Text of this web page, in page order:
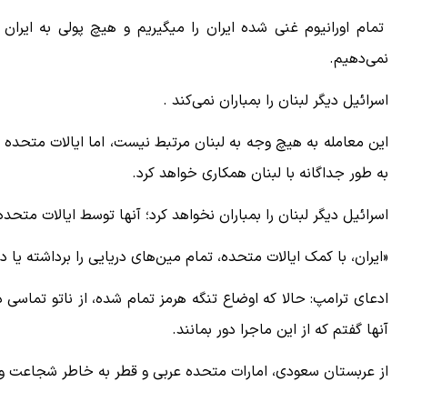
تمام اورانیوم غنی شده ایران را میگیریم و هیچ پولی به ایران
نمی‌دهیم.
اسرائیل دیگر لبنان را بمباران نمی‌کند .
این معامله به هیچ وجه به لبنان مرتبط نیست، اما ایالات متحده
به طور جداگانه با لبنان همکاری خواهد کرد.
اسرائیل دیگر لبنان را بمباران نخواهد کرد؛ آنها توسط ایالات
«ایران، با کمک ایالات متحده، تمام مین‌های دریایی را
ادعای ترامپ: حالا که اوضاع تنگه هرمز تمام شده، از ناتو
آنها گفتم که از این ماجرا دور بمانند.
از عربستان سعودی، امارات متحده عربی و قطر به خاطر شجاعت